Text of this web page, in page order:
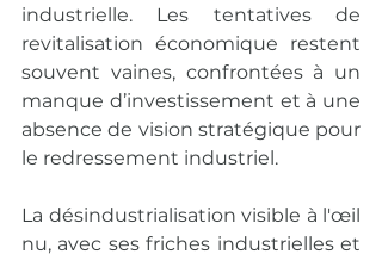
industrielle. Les tentatives de
revitalisation économique restent
souvent vaines, confrontées à un
manque d’investissement et à une
absence de vision stratégique pour
le redressement industriel.
La désindustrialisation visible à l'œil
nu, avec ses friches industrielles et